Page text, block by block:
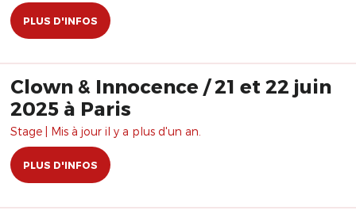
PLUS D'INFOS
Clown & Innocence / 21 et 22 juin
2025 à Paris
Stage | Mis à jour il y a plus d'un an.
PLUS D'INFOS